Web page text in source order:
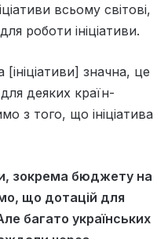
всьому світові,
роботи ініціативи.
значна, це
деяких країн-
з того, що ініціатива
зокрема бюджету на
що дотацій для
багато українських